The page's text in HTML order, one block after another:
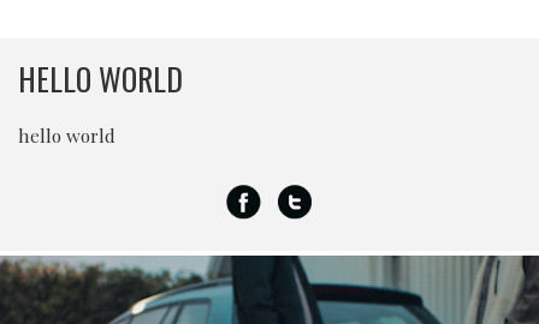
HELLO WORLD
hello world